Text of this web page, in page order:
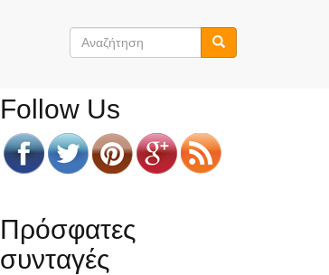
Φόρμα
Follow Us
Πρόσφατες
συνταγές